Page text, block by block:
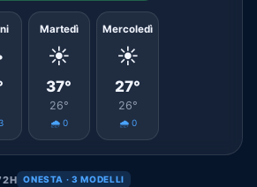
Martedì
☀️
37°
26°
🌧️ 0
Mercoledì
☀️
27°
26°
🌧️ 0
ONESTA · 3 MODELLI